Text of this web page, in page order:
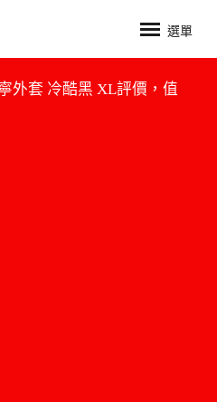
選單
外套 冷酷黑 XL評價，值